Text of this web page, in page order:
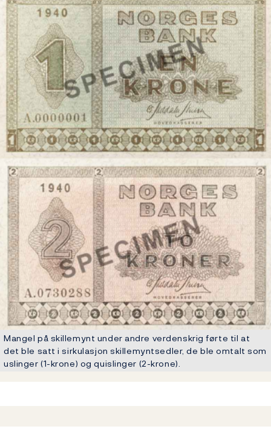
Mangel på skillemynt under andre verdenskrig førte til at
det ble satt i sirkulasjon skillemyntsedler, de ble omtalt som
uslinger (1-krone) og quislinger (2-krone).